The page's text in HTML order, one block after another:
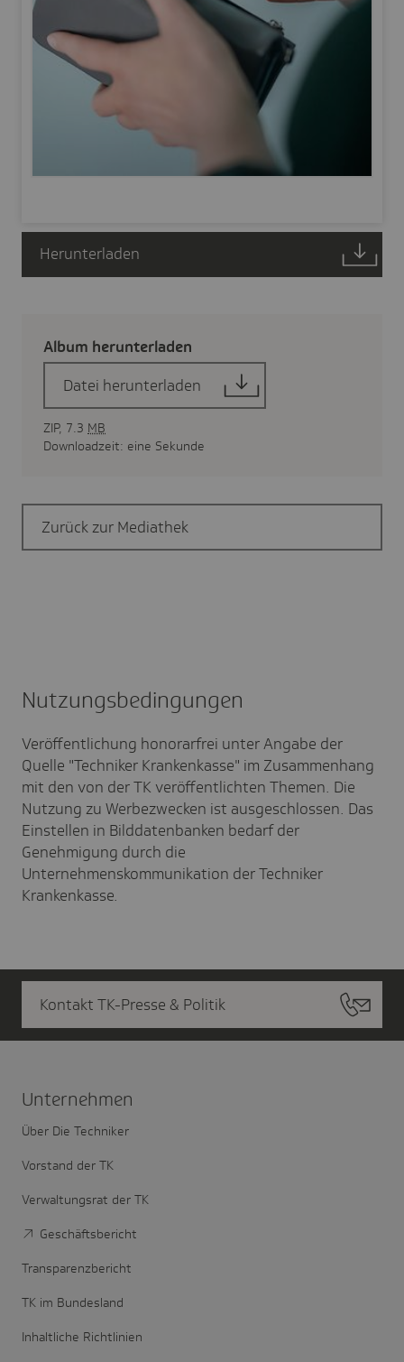
Herunterladen
Album herun­ter­laden
Datei herunterladen
ZIP, 7.3 MB
Downloadzeit: eine Sekunde
Zurück zur Mediathek
Nutzungs­be­din­gungen
Veröffentlichung honorarfrei unter Angabe der
Quelle "Techniker Krankenkasse" im Zusammenhang
mit den von der TK veröffentlichten Themen. Die
Nutzung zu Werbezwecken ist ausgeschlossen. Das
Einstellen in Bilddatenbanken bedarf der
Genehmigung durch die
Unternehmenskommunikation der Techniker
Krankenkasse.
Kontakt TK-Presse & Politik
Unter­nehmen
Über Die Techniker
Vorstand der TK
Verwaltungsrat der TK
Geschäftsbericht
Transparenzbericht
TK im Bundesland
Inhaltliche Richtlinien